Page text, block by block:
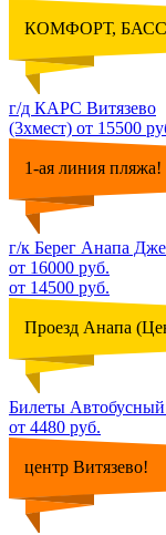
КОМФОРТ,
г/д КАРС Витязево
(3хмест) от 15500
1-ая линия пляжа!
г/к Берег Анапа
от 16000 руб.
от 14500 руб.
Проезд Анапа
Билеты Автобусный
от 4480 руб.
центр Витязево!